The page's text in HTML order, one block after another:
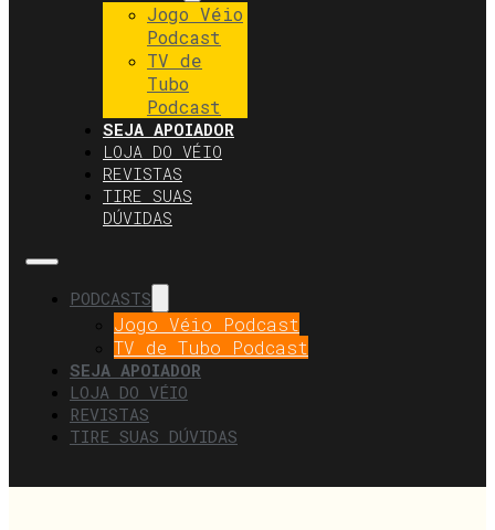
Jogo Véio
Podcast
TV de
Tubo
Podcast
SEJA APOIADOR
LOJA DO VÉIO
REVISTAS
TIRE SUAS
DÚVIDAS
PODCASTS
Jogo Véio Podcast
TV de Tubo Podcast
SEJA APOIADOR
LOJA DO VÉIO
REVISTAS
TIRE SUAS DÚVIDAS